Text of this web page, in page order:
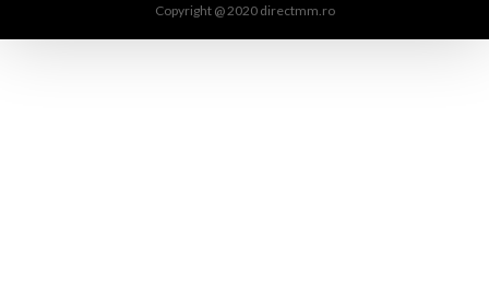
Copyright @ 2020 directmm.ro